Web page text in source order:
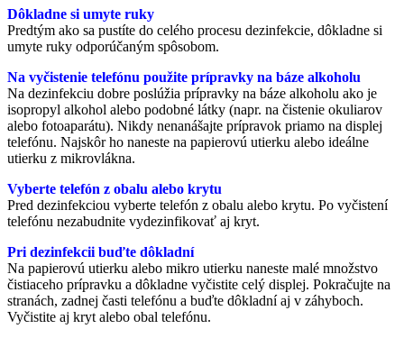
Dôkladne si umyte ruky
Predtým ako sa pustíte do celého procesu dezinfekcie, dôkladne si
umyte ruky odporúčaným spôsobom.
Na vyčistenie telefónu použite prípravky na báze alkoholu
Na dezinfekciu dobre poslúžia prípravky na báze alkoholu ako je
isopropyl alkohol alebo podobné látky (napr. na čistenie okuliarov
alebo fotoaparátu). Nikdy nenanášajte prípravok priamo na displej
telefónu. Najskôr ho naneste na papierovú utierku alebo ideálne
utierku z mikrovlákna.
Vyberte telefón z obalu alebo krytu
Pred dezinfekciou vyberte telefón z obalu alebo krytu. Po vyčistení
telefónu nezabudnite vydezinfikovať aj kryt.
Pri dezinfekcii buďte dôkladní
Na papierovú utierku alebo mikro utierku naneste malé množstvo
čistiaceho prípravku a dôkladne vyčistite celý displej. Pokračujte na
stranách, zadnej časti telefónu a buďte dôkladní aj v záhyboch.
Vyčistite aj kryt alebo obal telefónu.